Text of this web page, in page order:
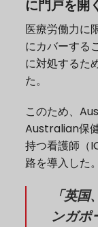
に門戸を開く
医療労働力に
にカバーする
に対処するた
た。
このため、
Australian保
持つ看護師（
路を導入した。
「英
ンガポ